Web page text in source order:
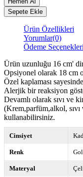
Ürün Özellikleri
Yorumlar(0)
Ödeme Seçenekleri
Ürün uzunluğu 16 cm'
Opsiyonel olarak 18 cm
Özel kaplaması
Alerjik bir reaksiyon
Devamlı olarak sıvı ve
(Krem,parfüm,alkol,
kullanabilirsiniz.
Cinsiyet
Renk
Materyal